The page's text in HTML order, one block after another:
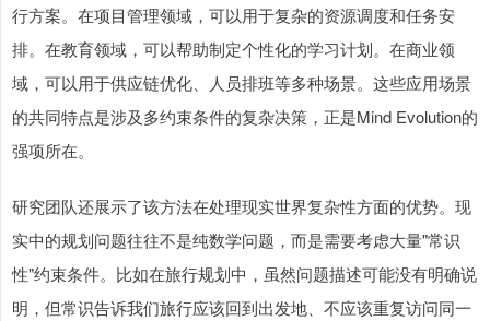
行方案。在项目管理领域，可以用于复杂的资源调度和任务安
排。在教育领域，可以帮助制定个性化的学习计划。在商业领
域，可以用于供应链优化、人员排班等多种场景。这些应用场景
的共同特点是涉及多约束条件的复杂决策，正是Mind Evolution的
强项所在。
研究团队还展示了该方法在处理现实世界复杂性方面的优势。现
实中的规划问题往往不是纯数学问题，而是需要考虑大量"常识
性"约束条件。比如在旅行规划中，虽然问题描述可能没有明确说
明，但常识告诉我们旅行应该回到出发地、不应该重复访问同一